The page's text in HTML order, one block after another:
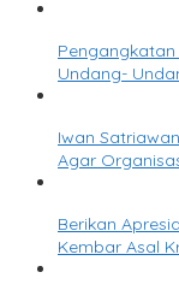
Undang-
Iwan
Agar
Berikan
Kembar Asal